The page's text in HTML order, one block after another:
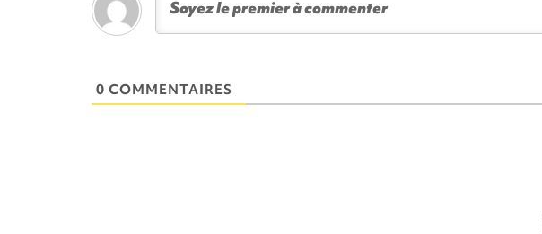
0 COMMENTAIRES